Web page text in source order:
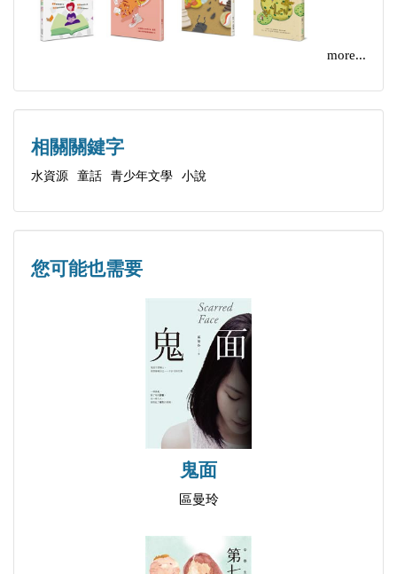
金鼎獎肯定的多面向作家──蘇善：要真正從事創作就必
須跳脫自己
2015/08/06
蘇善《雲娃娃》入選「優質本土兒童文學」感言：自己
more...
相關關鍵字
水資源 童話 青少年文學 小說
您可能也需要
鬼面
區曼玲